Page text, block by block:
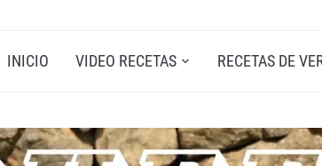
INICIO VIDEO RECETAS RECETAS DE